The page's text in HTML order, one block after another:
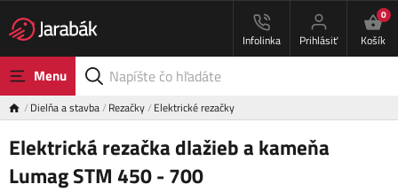
Infolinka Prihlásiť
0
Košík
Menu
Dielňa a stavba Rezačky Elektrické rezačky
Elektrická rezačka dlažieb a kameňa
Lumag STM 450 - 700